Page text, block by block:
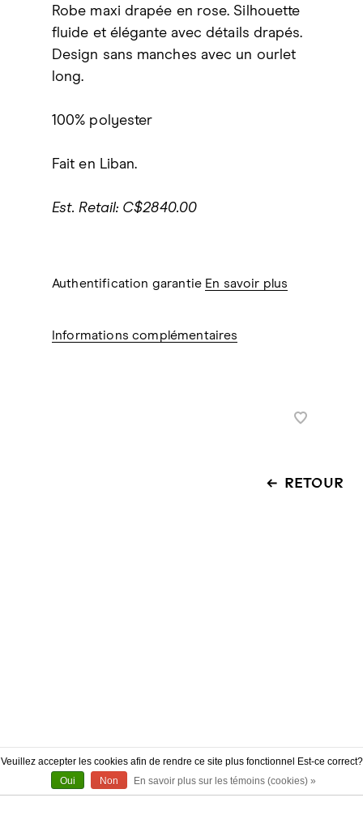
Robe maxi drapée en rose. Silhouette
fluide et élégante avec détails drapés.
Design sans manches avec un ourlet
long.
100% polyester
Fait en Liban.
Est. Retail: C$2840.00
Authentification garantie En savoir plus
Informations complémentaires
RETOUR
À PROPOS
Veuillez accepter les cookies afin de rendre ce site plus fonctionnel Est-ce correct?
Oui
Non En savoir plus sur les témoins (cookies) »